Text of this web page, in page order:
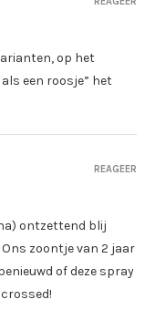
op het
een roosje” het
ontzettend blij
zoontje van 2 jaar
of deze spray
REAGEER